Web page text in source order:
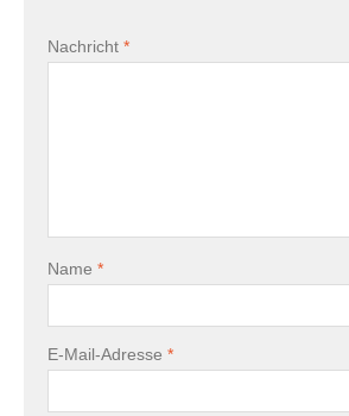
Nachricht *
Name *
E-Mail-Adresse *